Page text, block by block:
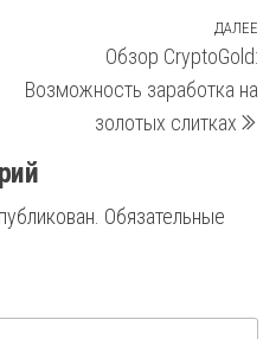
ДАЛЕЕ
Обзор CryptoGold:
Возможность заработка на
золотых слитках
Обязательные